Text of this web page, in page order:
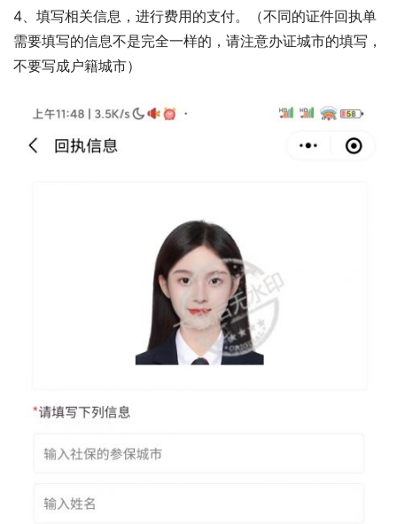
4、填写相关信息，进行费用的支付。（不同的证件回执单
需要填写的信息不是完全一样的，请注意办证城市的填写，
不要写成户籍城市）